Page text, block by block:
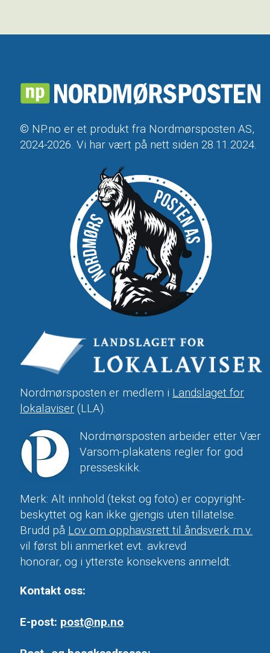
© NP.no er et produkt fra Nordmørsposten AS,
2024-2026. Vi har vært på nett siden 28.11.2024.
Nordmørsposten er medlem i Landslaget for
lokalaviser (LLA).
Nordmørsposten arbeider etter Vær
Varsom-plakatens regler for god
presseskikk.
Merk: Alt innhold (tekst og foto) er copyright-
beskyttet og kan ikke gjengis uten tillatelse.
Brudd på Lov om opphavsrett til åndsverk m.v.
vil først bli anmerket evt. avkrevd
honorar, og i ytterste konsekvens anmeldt.
Kontakt oss:
E-post: post@np.no